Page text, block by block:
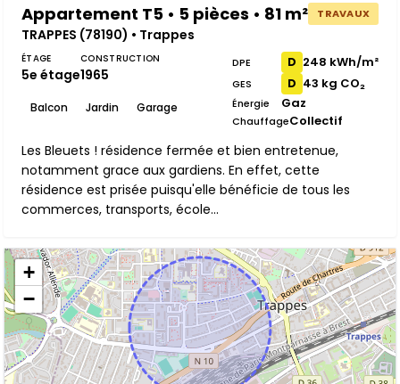
Appartement T5 • 5 pièces • 81 m² TRAVAUX
TRAPPES (78190) • Trappes
ÉTAGE
5e étage
CONSTRUCTION
1965
Balcon Jardin Garage
DPE D 248 kWh/m²
GES D 43 kg CO₂
Énergie Gaz
ChauffageCollectif
Les Bleuets ! résidence fermée et bien entretenue,
notamment grace aux gardiens. En effet, cette
résidence est prisée puisqu'elle bénéficie de tous les
commerces, transports, école...
+
−